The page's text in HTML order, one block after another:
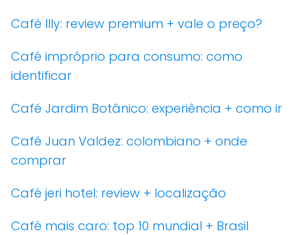
Café Illy: review premium + vale o preço?
Café impróprio para consumo: como
identificar
Café Jardim Botânico: experiência + como ir
Café Juan Valdez: colombiano + onde
comprar
Café jeri hotel: review + localização
Café mais caro: top 10 mundial + Brasil